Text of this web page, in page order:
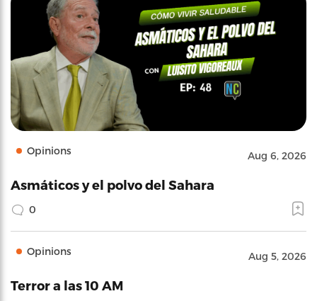
Opinions Aug 6, 2026
Asmáticos y el polvo del Sahara
0
Opinions Aug 5, 2026
Terror a las 10 AM